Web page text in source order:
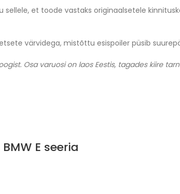
et toode vastaks originaalsetele
värvidega, mistõttu esispoiler püsib
Osa varuosi on laos Eestis, tagades kiire
E seeria